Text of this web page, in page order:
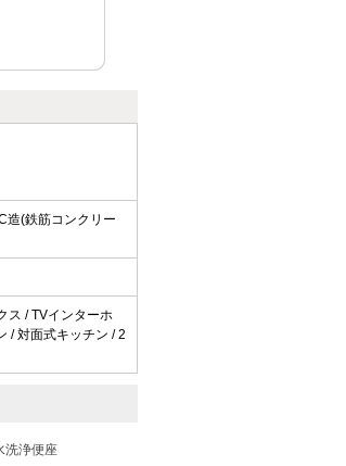
造(鉄筋コンクリー
ス / TVインターホ
/ 対面式キッチン / 2
洗浄便座